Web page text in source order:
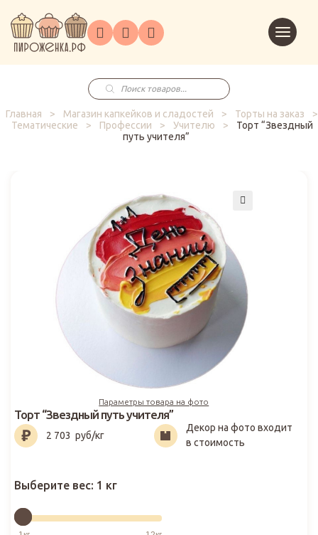
ГлавнаяКаталог
на
заказ
Праздники
Корпоративным
клиентам
в
корзину
Поиск
товаров
Главная
> Магазин капкейков и сладостей > Торты на заказ
>
Тематические
> Профессии > Учителю >
Торт “Звездный
путь учителя”
Параметры товара на фото
2 703₽
Торт “Звездный путь учителя”
2 703 руб/кг
Декор на фото входит
в стоимость
Выберите вес: 1 кг